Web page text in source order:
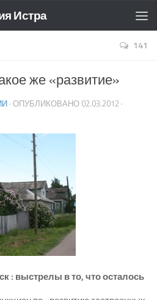
Истра
141
же «развитие»
· ОПУБЛИКОВАНО 02.03.2012 ·
: выстрелы в то, что осталось